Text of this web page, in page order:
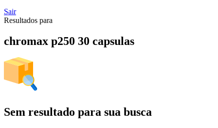
Sair
Resultados para
chromax p250 30 capsulas
Sem resultado para sua busca